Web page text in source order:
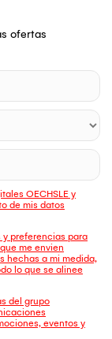
ofertas
OECHSLE y
de mis datos
y preferencias para
me envien
hechas a mi medida,
lo que se alinee
del grupo
eventos y